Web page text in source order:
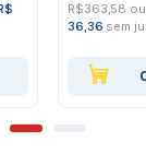
R$363,58
36,36 sem